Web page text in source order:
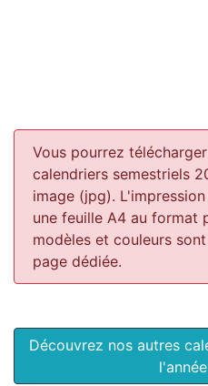
Vous pourrez
calendriers semestriels
image (jpg).
une feuille A4 au format
modèles et couleurs
page dédiée.
Découvrez nos autres